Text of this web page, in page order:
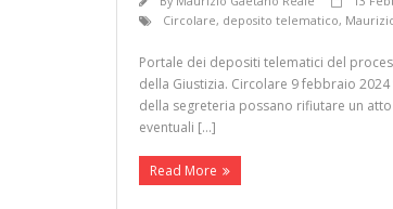
Circolare, deposito telematico,
Portale dei depositi telematici del
della Giustizia. Circolare 9 febbraio
della segreteria possano rifiutare un
eventuali […]
Read More